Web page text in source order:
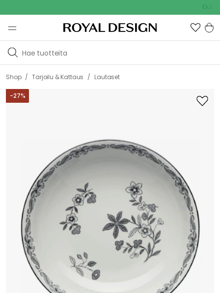
Outdoor
Shop / Tarjoilu & Kattaus / Lautaset
-27%